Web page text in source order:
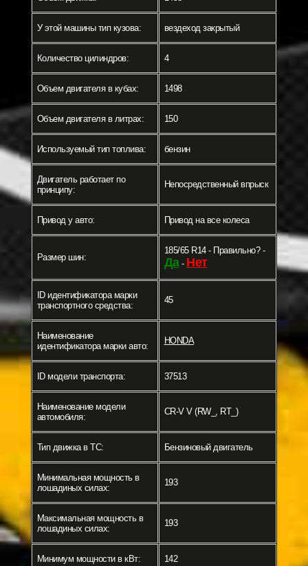
У этой машины тип кузова: вездеход закрытый
Количество цилиндров: 4
Объем двигателя в кубах: 1498
Объем двигателя в литрах: 150
Используемый тип топлива: бензин
Двигатель работает по
принципу:
Непосредственный впрыск
Привод у авто: Привод на все колеса
Размер шин:
185/65 R14 - Правильно? -
Да- Нет
ID идентификатора марки
транспортного средства:
45
Наименование
идентификатора марки авто:
HONDA
ID модели транспорта: 37513
Наименование модели
автомобиля:
CR-V V (RW_, RT_)
Тип движка в ТС: Бензиновый двигатель
Минимальная мощность в
лошадиных силах:
193
Максимальная мощность в
лошадиных силах:
193
Минимум мощности в кВт: 142